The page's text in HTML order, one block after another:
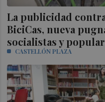
La publicidad
BiciCas, nueva
socialistas y
CASTELLÓN PLAZA